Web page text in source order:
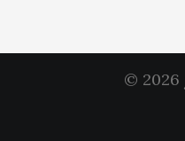
© 2026